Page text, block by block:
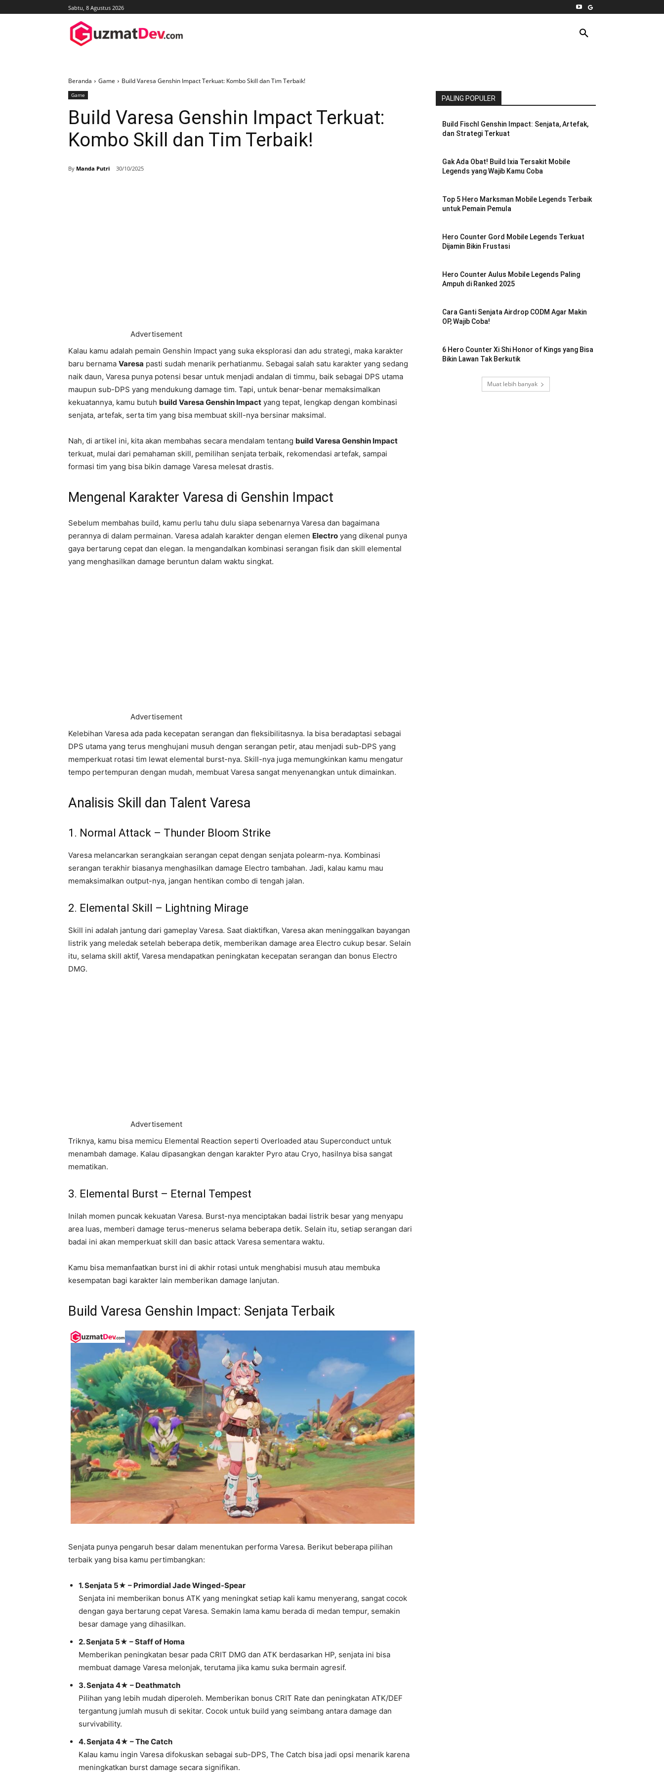
Sabtu, 8 Agustus 2026
Beranda Game Build Varesa Genshin Impact Terkuat: Kombo Skill dan Tim Terbaik!
Game
Build Varesa Genshin Impact Terkuat:
Kombo Skill dan Tim Terbaik!
By Manda Putri 30/10/2025
Advertisement
Kalau kamu adalah pemain Genshin Impact yang suka eksplorasi dan adu strategi, maka karakter
baru bernama Varesa pasti sudah menarik perhatianmu. Sebagai salah satu karakter yang sedang
naik daun, Varesa punya potensi besar untuk menjadi andalan di timmu, baik sebagai DPS utama
maupun sub-DPS yang mendukung damage tim. Tapi, untuk benar-benar memaksimalkan
kekuatannya, kamu butuh build Varesa Genshin Impact yang tepat, lengkap dengan kombinasi
senjata, artefak, serta tim yang bisa membuat skill-nya bersinar maksimal.
Nah, di artikel ini, kita akan membahas secara mendalam tentang build Varesa Genshin Impact
terkuat, mulai dari pemahaman skill, pemilihan senjata terbaik, rekomendasi artefak, sampai
formasi tim yang bisa bikin damage Varesa melesat drastis.
Mengenal Karakter Varesa di Genshin Impact
Sebelum membahas build, kamu perlu tahu dulu siapa sebenarnya Varesa dan bagaimana
perannya di dalam permainan. Varesa adalah karakter dengan elemen Electro yang dikenal punya
gaya bertarung cepat dan elegan. Ia mengandalkan kombinasi serangan fisik dan skill elemental
yang menghasilkan damage beruntun dalam waktu singkat.
Advertisement
Kelebihan Varesa ada pada kecepatan serangan dan fleksibilitasnya. Ia bisa beradaptasi sebagai
DPS utama yang terus menghujani musuh dengan serangan petir, atau menjadi sub-DPS yang
memperkuat rotasi tim lewat elemental burst-nya. Skill-nya juga memungkinkan kamu mengatur
tempo pertempuran dengan mudah, membuat Varesa sangat menyenangkan untuk dimainkan.
Analisis Skill dan Talent Varesa
1. Normal Attack – Thunder Bloom Strike
Varesa melancarkan serangkaian serangan cepat dengan senjata polearm-nya. Kombinasi
serangan terakhir biasanya menghasilkan damage Electro tambahan. Jadi, kalau kamu mau
memaksimalkan output-nya, jangan hentikan combo di tengah jalan.
2. Elemental Skill – Lightning Mirage
Skill ini adalah jantung dari gameplay Varesa. Saat diaktifkan, Varesa akan meninggalkan bayangan
listrik yang meledak setelah beberapa detik, memberikan damage area Electro cukup besar. Selain
itu, selama skill aktif, Varesa mendapatkan peningkatan kecepatan serangan dan bonus Electro
DMG.
Advertisement
Triknya, kamu bisa memicu Elemental Reaction seperti Overloaded atau Superconduct untuk
menambah damage. Kalau dipasangkan dengan karakter Pyro atau Cryo, hasilnya bisa sangat
mematikan.
3. Elemental Burst – Eternal Tempest
Inilah momen puncak kekuatan Varesa. Burst-nya menciptakan badai listrik besar yang menyapu
area luas, memberi damage terus-menerus selama beberapa detik. Selain itu, setiap serangan dari
badai ini akan memperkuat skill dan basic attack Varesa sementara waktu.
Kamu bisa memanfaatkan burst ini di akhir rotasi untuk menghabisi musuh atau membuka
kesempatan bagi karakter lain memberikan damage lanjutan.
Build Varesa Genshin Impact: Senjata Terbaik
Senjata punya pengaruh besar dalam menentukan performa Varesa. Berikut beberapa pilihan
terbaik yang bisa kamu pertimbangkan:
1. Senjata 5★ – Primordial Jade Winged-Spear
Senjata ini memberikan bonus ATK yang meningkat setiap kali kamu menyerang, sangat cocok
dengan gaya bertarung cepat Varesa. Semakin lama kamu berada di medan tempur, semakin
besar damage yang dihasilkan.
2. Senjata 5★ – Staff of Homa
Memberikan peningkatan besar pada CRIT DMG dan ATK berdasarkan HP, senjata ini bisa
membuat damage Varesa melonjak, terutama jika kamu suka bermain agresif.
3. Senjata 4★ – Deathmatch
Pilihan yang lebih mudah diperoleh. Memberikan bonus CRIT Rate dan peningkatan ATK/DEF
tergantung jumlah musuh di sekitar. Cocok untuk build yang seimbang antara damage dan
survivability.
4. Senjata 4★ – The Catch
Kalau kamu ingin Varesa difokuskan sebagai sub-DPS, The Catch bisa jadi opsi menarik karena
meningkatkan burst damage secara signifikan.
PALING POPULER
Build Fischl Genshin Impact: Senjata, Artefak,
dan Strategi Terkuat
Gak Ada Obat! Build Ixia Tersakit Mobile
Legends yang Wajib Kamu Coba
Top 5 Hero Marksman Mobile Legends Terbaik
untuk Pemain Pemula
Hero Counter Gord Mobile Legends Terkuat
Dijamin Bikin Frustasi
Hero Counter Aulus Mobile Legends Paling
Ampuh di Ranked 2025
Cara Ganti Senjata Airdrop CODM Agar Makin
OP, Wajib Coba!
6 Hero Counter Xi Shi Honor of Kings yang Bisa
Bikin Lawan Tak Berkutik
Muat lebih banyak